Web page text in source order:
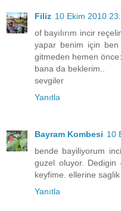
Filiz 10 Ekim 2010
of bayılırım incir
yapar benim için ben
gitmeden hemen
bana da beklerim..
sevgiler
Yanıtla
Bayram Kombesi 10
bende bayiliyorum
guzel oluyor.
keyfime. ellerine
Yanıtla